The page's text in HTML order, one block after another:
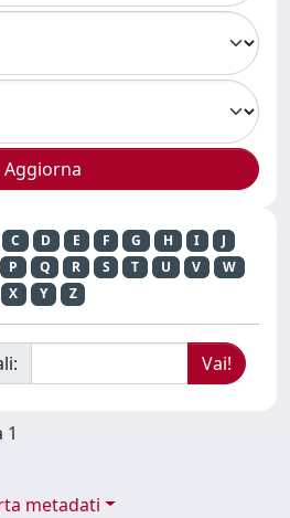
C D E F G H I
J
P Q R S T U V
W
X
Y Z
metadati